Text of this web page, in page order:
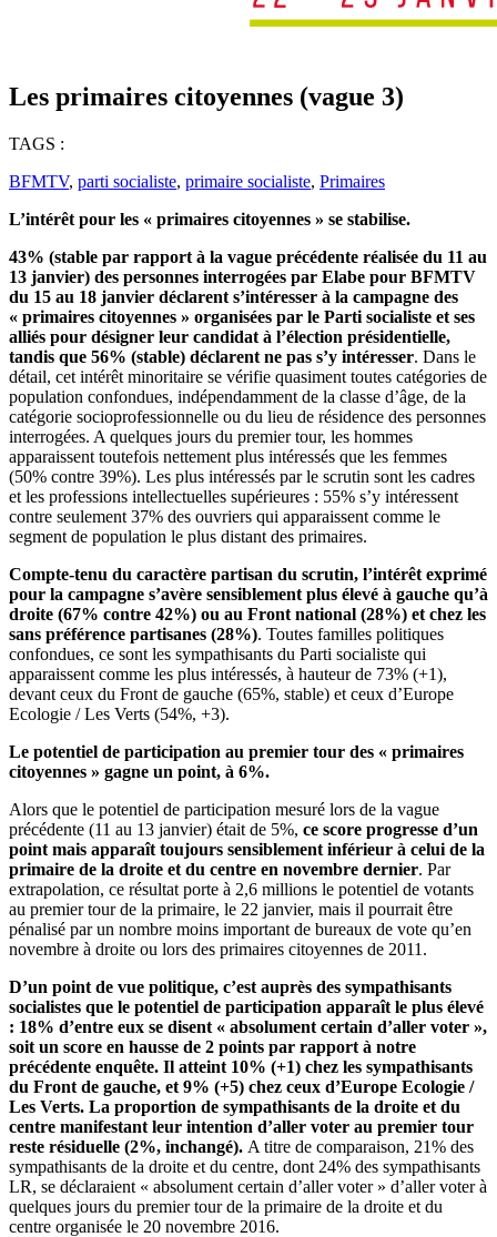
Les primaires citoyennes (vague 3)
TAGS :
BFMTV, parti socialiste, primaire socialiste, Primaires
L’intérêt pour les « primaires citoyennes » se stabilise.
43% (stable par rapport à la vague précédente réalisée du 11 au
13 janvier) des personnes interrogées par Elabe pour BFMTV
du 15 au 18 janvier déclarent s’intéresser à la campagne des
« primaires citoyennes » organisées par le Parti socialiste et ses
alliés pour désigner leur candidat à l’élection présidentielle,
tandis que 56% (stable) déclarent ne pas s’y intéresser. Dans le
détail, cet intérêt minoritaire se vérifie quasiment toutes catégories de
population confondues, indépendamment de la classe d’âge, de la
catégorie socioprofessionnelle ou du lieu de résidence des personnes
interrogées. A quelques jours du premier tour, les hommes
apparaissent toutefois nettement plus intéressés que les femmes
(50% contre 39%). Les plus intéressés par le scrutin sont les cadres
et les professions intellectuelles supérieures : 55% s’y intéressent
contre seulement 37% des ouvriers qui apparaissent comme le
segment de population le plus distant des primaires.
Compte-tenu du caractère partisan du scrutin, l’intérêt exprimé
pour la campagne s’avère sensiblement plus élevé à gauche qu’à
droite (67% contre 42%) ou au Front national (28%) et chez les
sans préférence partisanes (28%). Toutes familles politiques
confondues, ce sont les sympathisants du Parti socialiste qui
apparaissent comme les plus intéressés, à hauteur de 73% (+1),
devant ceux du Front de gauche (65%, stable) et ceux d’Europe
Ecologie / Les Verts (54%, +3).
Le potentiel de participation au premier tour des « primaires
citoyennes » gagne un point, à 6%.
Alors que le potentiel de participation mesuré lors de la vague
précédente (11 au 13 janvier) était de 5%, ce score progresse d’un
point mais apparaît toujours sensiblement inférieur à celui de la
primaire de la droite et du centre en novembre dernier. Par
extrapolation, ce résultat porte à 2,6 millions le potentiel de votants
au premier tour de la primaire, le 22 janvier, mais il pourrait être
pénalisé par un nombre moins important de bureaux de vote qu’en
novembre à droite ou lors des primaires citoyennes de 2011.
D’un point de vue politique, c’est auprès des sympathisants
socialistes que le potentiel de participation apparaît le plus élevé
: 18% d’entre eux se disent « absolument certain d’aller voter »,
soit un score en hausse de 2 points par rapport à notre
précédente enquête. Il atteint 10% (+1) chez les sympathisants
du Front de gauche, et 9% (+5) chez ceux d’Europe Ecologie /
Les Verts. La proportion de sympathisants de la droite et du
centre manifestant leur intention d’aller voter au premier tour
reste résiduelle (2%, inchangé). A titre de comparaison, 21% des
sympathisants de la droite et du centre, dont 24% des sympathisants
LR, se déclaraient « absolument certain d’aller voter » d’aller voter à
quelques jours du premier tour de la primaire de la droite et du
centre organisée le 20 novembre 2016.